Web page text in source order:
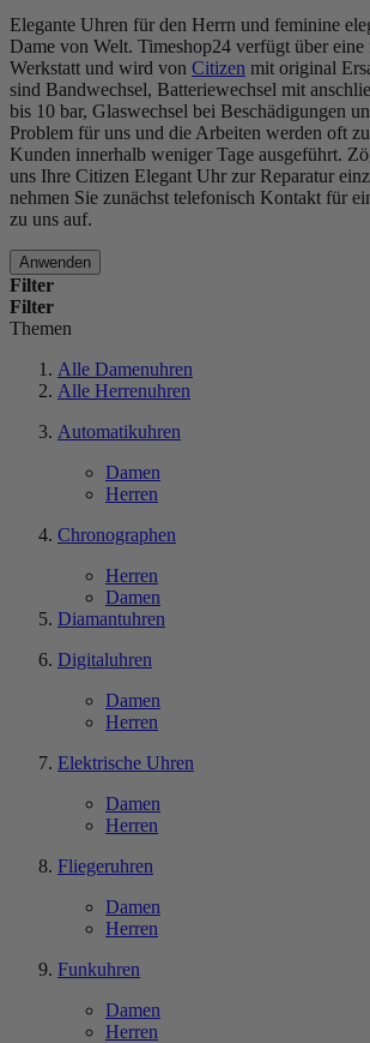
Elegante Uhren für den Herrn und feminine
Dame von Welt. Timeshop24 verfügt über eine
Werkstatt und wird von Citizen mit original
sind Bandwechsel, Batteriewechsel mit
bis 10 bar, Glaswechsel bei Beschädigungen
Problem für uns und die Arbeiten werden oft
Kunden innerhalb weniger Tage ausgeführt.
uns Ihre Citizen Elegant Uhr zur Reparatur
nehmen Sie zunächst telefonisch Kontakt für
zu uns auf.
Anwenden
Filter
Filter
Themen
Alle Damenuhren
Alle Herrenuhren
Automatikuhren
Damen
Herren
Chronographen
Herren
Damen
Diamantuhren
Digitaluhren
Damen
Herren
Elektrische Uhren
Damen
Herren
Fliegeruhren
Damen
Herren
Funkuhren
Damen
Herren